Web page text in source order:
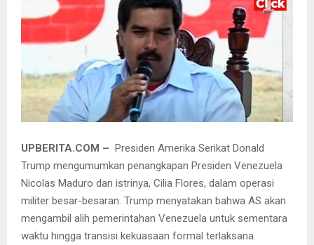
UPBERITA.COM – Presiden Amerika Serikat Donald
Trump mengumumkan penangkapan Presiden Venezuela
Nicolas Maduro dan istrinya, Cilia Flores, dalam operasi
militer besar-besaran. Trump menyatakan bahwa AS akan
mengambil alih pemerintahan Venezuela untuk sementara
waktu hingga transisi kekuasaan formal terlaksana.